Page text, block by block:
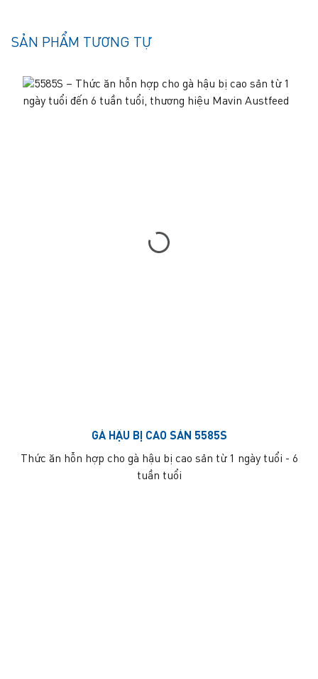
SẢN PHẨM TƯƠNG TỰ
GÀ HẬU BỊ CAO SẢN 5585S
Thức ăn hỗn hợp cho gà hậu bị cao sản từ 1 ngày tuổi - 6
tuần tuổi